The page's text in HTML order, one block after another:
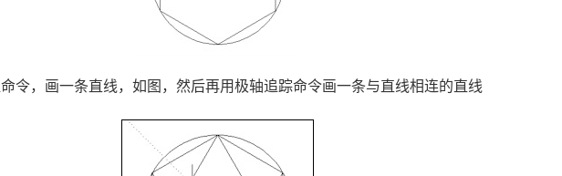
令，画一条直线，如图，然后再用极轴追踪命令画一条与直线相连的直线